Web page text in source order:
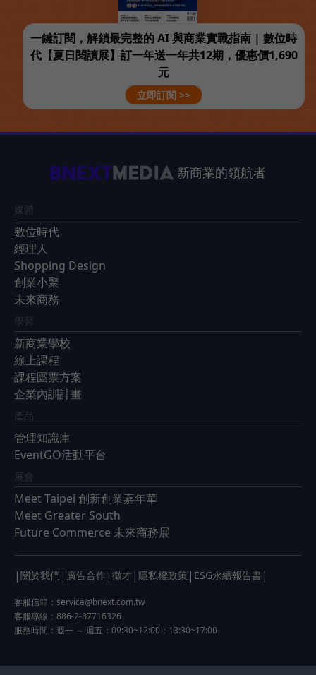
一鍵訂閱，解鎖最完整的 AI 與商業實戰指南 | 數位時
代【夏日閱讀展】訂一年送一年共12期，優惠價1,690
元
立即訂閱 >>
新商業的領航者
媒體
數位時代
經理人
Shopping Design
創業小聚
未來商務
學習
新商業學校
線上課程
課程團票方案
企業內訓計畫
產品
管理知識庫
EventGO活動平台
展會
Meet Taipei 創新創業嘉年華
Meet Greater South
Future Commerce 未來商務展
| 關於我們 | 廣告合作 | 徵才 | 隱私權政策 | ESG永續報告書 |
客服信箱： service@bnext.com.tw
客服專線：886-2-87716326
服務時間：週一 ～ 週五：09:30~12:00；13:30~17:00